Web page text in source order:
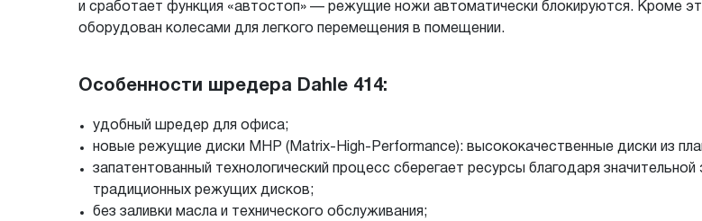
и сработает функция «автостоп» — режущие ножи автоматически блокируются. Кроме
оборудован колесами для легкого перемещения в помещении.
Особенности шредера Dahle 414:
удобный шредер для офиса;
новые режущие диски MHP (Matrix-High-Performance): высококачественные диски из
запатентованный технологический процесс сберегает ресурсы благодаря
традиционных режущих дисков;
без заливки масла и технического обслуживания;